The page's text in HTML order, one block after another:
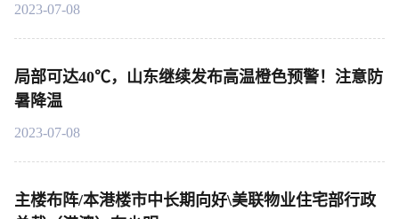
2023-07-08
局部可达40℃，山东继续发布高温橙色预警！注意防
暑降温
2023-07-08
主楼布阵/本港楼市中长期向好\美联物业住宅部行政